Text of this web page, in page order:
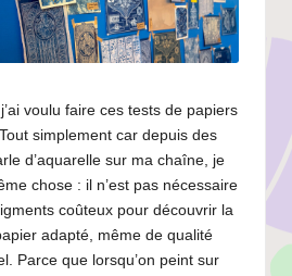
voulu faire ces tests de papiers
simplement car depuis des
d’aquarelle sur ma chaîne, je
chose : il n’est pas nécessaire
coûteux pour découvrir la
adapté, même de qualité
Parce que lorsqu’on peint sur